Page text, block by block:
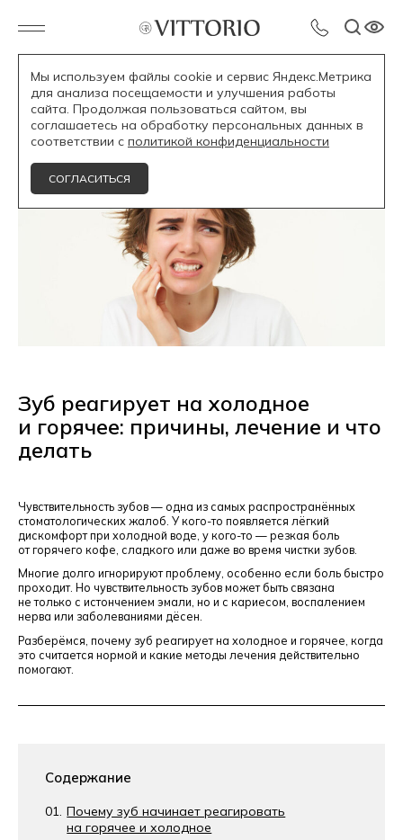
Блог /
Зуб реагирует на холодное
и горячее: причины, лечение и что
делать
Чувствительность зубов — одна из самых распространённых
стоматологических жалоб. У кого-то появляется лёгкий
дискомфорт при холодной воде, у кого-то — резкая боль
от горячего кофе, сладкого или даже во время чистки зубов.
Многие долго игнорируют проблему, особенно если боль быстро
проходит. Но чувствительность зубов может быть связана
не только с истончением эмали, но и с кариесом, воспалением
нерва или заболеваниями дёсен.
Разберёмся, почему зуб реагирует на холодное и горячее, когда
это считается нормой и какие методы лечения действительно
помогают.
Содержание
Почему зуб начинает реагировать
на горячее и холодное
Мы используем файлы cookie и сервис Яндекс.Метрика
для анализа посещаемости и улучшения работы
сайта. Продолжая пользоваться сайтом, вы
соглашаетесь на обработку персональных данных в
соответствии с политикой конфиденциальности
СОГЛАСИТЬСЯ